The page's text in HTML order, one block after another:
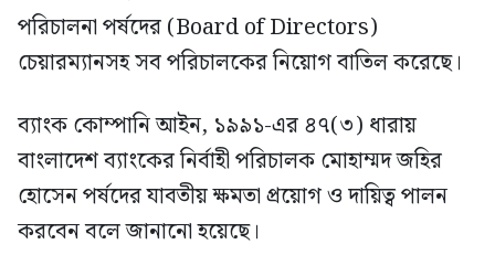
পরিচালনা পর্ষদের (Board of Directors)
চেয়ারম্যানসহ সব পরিচালকের নিয়োগ বাতিল করেছে।
ব্যাংক কোম্পানি আইন, ১৯৯১-এর ৪৭(৩) ধারায়
বাংলাদেশ ব্যাংকের নির্বাহী পরিচালক মোহাম্মদ জহির
হোসেন পর্ষদের যাবতীয় ক্ষমতা প্রয়োগ ও দায়িত্ব পালন
করবেন বলে জানানো হয়েছে।